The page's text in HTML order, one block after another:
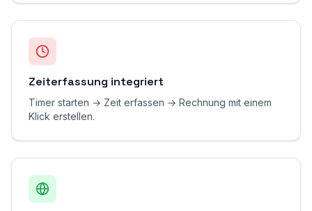
Zeiterfassung integriert
Timer starten → Zeit erfassen → Rechnung mit einem
Klick erstellen.